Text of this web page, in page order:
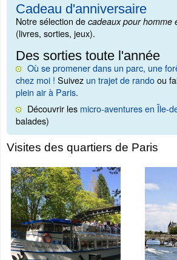
Cadeau d'anniversaire
Notre sélection de cadeaux pour homme
(livres, sorties, jeux).
Des sorties toute l'année
Où se promener dans un parc, une
chez moi ! Suivez un trajet de randoou
plein air à Paris.
Découvrir les micro-aventures en Île-
balades)
Visites des quartiers de Paris